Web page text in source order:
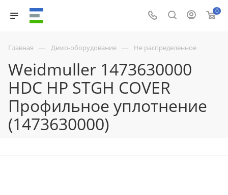
0
Главная — Демо-оборудование — Не распределенное
Weidmuller 1473630000
HDC HP STGH COVER
Профильное уплотнение
(1473630000)